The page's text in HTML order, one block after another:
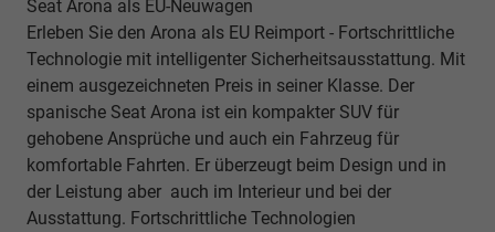
Seat Arona als EU-Neuwagen
Erleben Sie den Arona als EU Reimport - Fortschrittliche
Technologie mit intelligenter Sicherheitsausstattung. Mit
einem ausgezeichneten Preis in seiner Klasse. Der
spanische Seat Arona ist ein kompakter SUV für
gehobene Ansprüche und auch ein Fahrzeug für
komfortable Fahrten. Er überzeugt beim Design und in
der Leistung aber auch im Interieur und bei der
Ausstattung. Fortschrittliche Technologien